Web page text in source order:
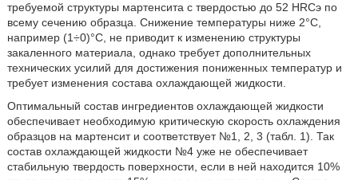
требуемой структуры мартенсита с твердостью до 52 НRСэ по
всему сечению образца. Снижение температуры ниже 2°С,
например (1÷0)°С, не приводит к изменению структуры
закаленного материала, однако требует дополнительных
технических усилий для достижения пониженных температур и
требует изменения состава охлаждающей жидкости.
Оптимальный состав ингредиентов охлаждающей жидкости
обеспечивает необходимую критическую скорость охлаждения
образцов на мартенсит и соответствует №1, 2, 3 (табл. 1). Так
состав охлаждающей жидкости №4 уже не обеспечивает
стабильную твердость поверхности, если в ней находится 10%